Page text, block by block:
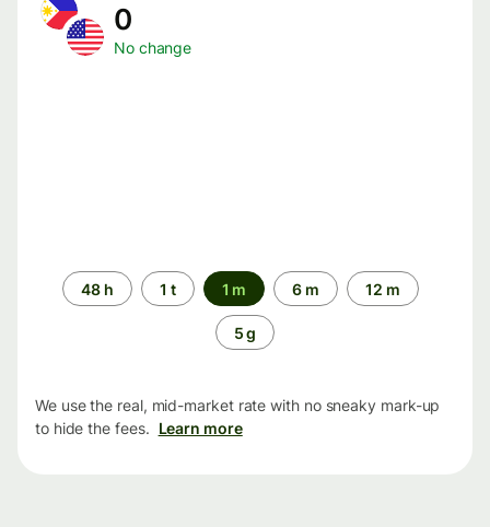
0
No change
Time
period
48 h 1 t 1 m 6 m 12 m
5 g
We use the real, mid-market rate with no sneaky mark-up
to hide the fees. Learn more